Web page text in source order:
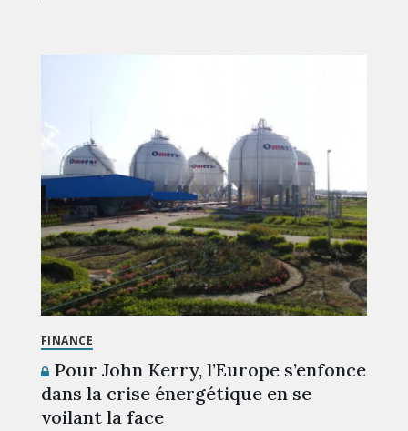
FINANCE
Pour John Kerry, l’Europe s’enfonce
dans la crise énergétique en se
voilant la face